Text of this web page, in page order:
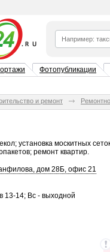
Фотопубликации
и ремонт
установка москитных
ремонт квартир.
дом 28Б, офис 21
13-14; Вс - выходной